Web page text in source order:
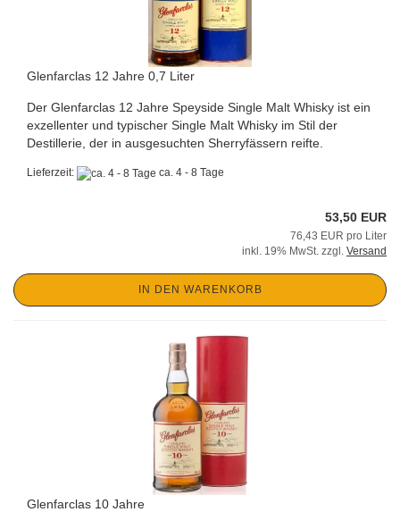
Glenfarclas 12 Jahre 0,7 Liter
Der Glenfarclas 12 Jahre Speyside Single Malt Whisky ist ein
exzellenter und typischer Single Malt Whisky im Stil der
Destillerie, der in ausgesuchten Sherryfässern reifte.
Lieferzeit: ca. 4 - 8 Tage
53,50 EUR
76,43 EUR pro Liter
inkl. 19% MwSt. zzgl. Versand
IN DEN WARENKORB
Glenfarclas 10 Jahre